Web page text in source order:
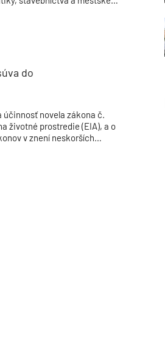
Cengelová.
do
účinnosť novela zákona č.
životné prostredie (EIA), a o
v znení neskorších
s prijatím nového
Účelom novoročnej novely